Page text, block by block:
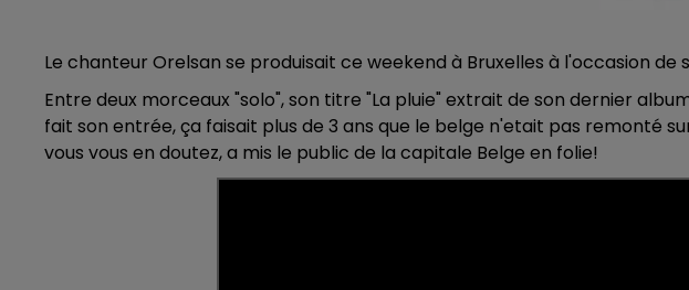
Le chanteur Orelsan se produisait ce weekend à Bruxelles à l'occasion de
Entre deux morceaux "solo", son titre "La pluie" extrait de son dernier
fait son entrée, ça faisait plus de 3 ans que le belge n'etait pas remonté
vous vous en doutez, a mis le public de la capitale Belge en folie!